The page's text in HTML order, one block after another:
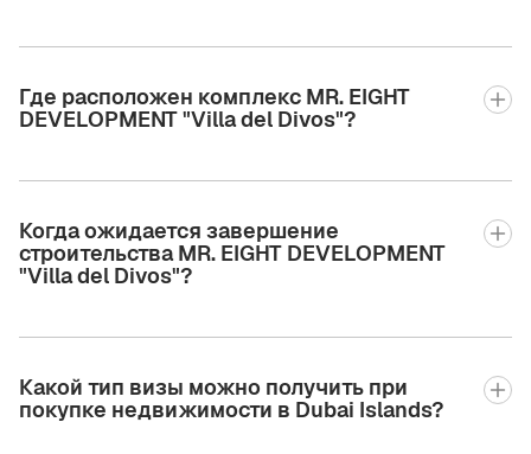
Где расположен комплекс MR. EIGHT
DEVELOPMENT "Villa del Divos"?
Когда ожидается завершение
строительства MR. EIGHT DEVELOPMENT
"Villa del Divos"?
Какой тип визы можно получить при
покупке недвижимости в Dubai Islands?